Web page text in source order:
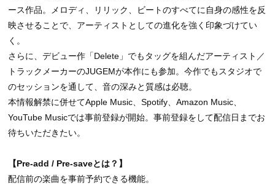
ース作品。メロディ、リリック、ビートのすべてに自身の感性を反
映させることで、アーティストとしての進化を強く印象づけてい
く。
さらに、デビュー作「Delete」でもタッグを組んだアーティスト／
トラックメーカーのJUGEMが本作にも参加。今作でもスタジオで
のセッションを通して、音の深みと質感は必聴。
本情報解禁に併せてApple Music、Spotify、Amazon Music、
YouTube Musicでは事前登録が開始。事前登録をして配信日までお
待ちいただきたい。
【Pre-add / Pre-saveとは？】
配信前の楽曲を事前予約できる機能。